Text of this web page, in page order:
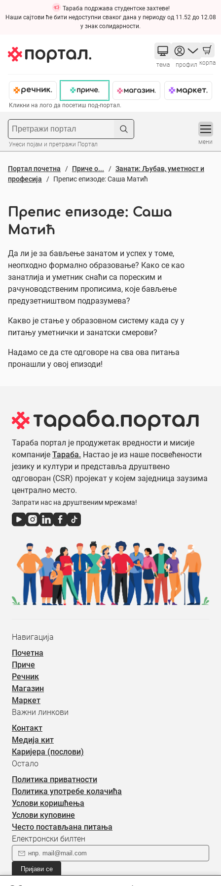
Тараба подржава студентске захтеве!
Наши сајтови ће бити недоступни сваког дана у периоду од 11.52 до 12.08
у знак солидарности.
тема профил корпа
Кликни на лого да посетиш под-портал.
Унеси појам и претражи Портал мени
Портал почетна Приче о...
Занати: Љубав, уметност и
професија
Препис епизоде: Саша Матић
Препис епизоде: Саша
Матић
Да ли је за бављење занатом и успех у томе,
неопходно формално образовање? Како се као
занатлија и уметник снаћи са пореским и
рачуноводственим прописима, које бављење
предузетништвом подразумева?
Какво је стање у образовном систему када су у
питању уметнички и занатски смерови?
Надамо се да сте одговоре на сва ова питања
пронашли у овој епизоди!
Тараба портал је продужетак вредности и мисије
компаније Тараба. Настао је из наше посвећености
језику и култури и представља друштвено
одговоран (CSR) пројекат у којем заједница заузима
централно место.
Запрати нас на друштвеним мрежама!
Навигација
Почетна
Приче
Речник
Магазин
Маркет
Важни линкови
Контакт
Медија кит
Каријера (послови)
Остало
Политика приватности
Политика употребе колачића
Услови коришћења
Услови куповине
Често постављана питања
Електронски билтен
Пријави се